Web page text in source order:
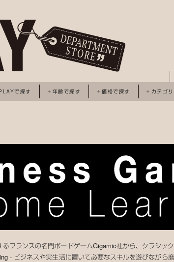
で探す 年齢で探す 価格で探す カテゴ
フランスの名門ボードゲームGigamic社から、クラシッ
- ビジネスや実生活に置いて必要なスキルを遊びながら